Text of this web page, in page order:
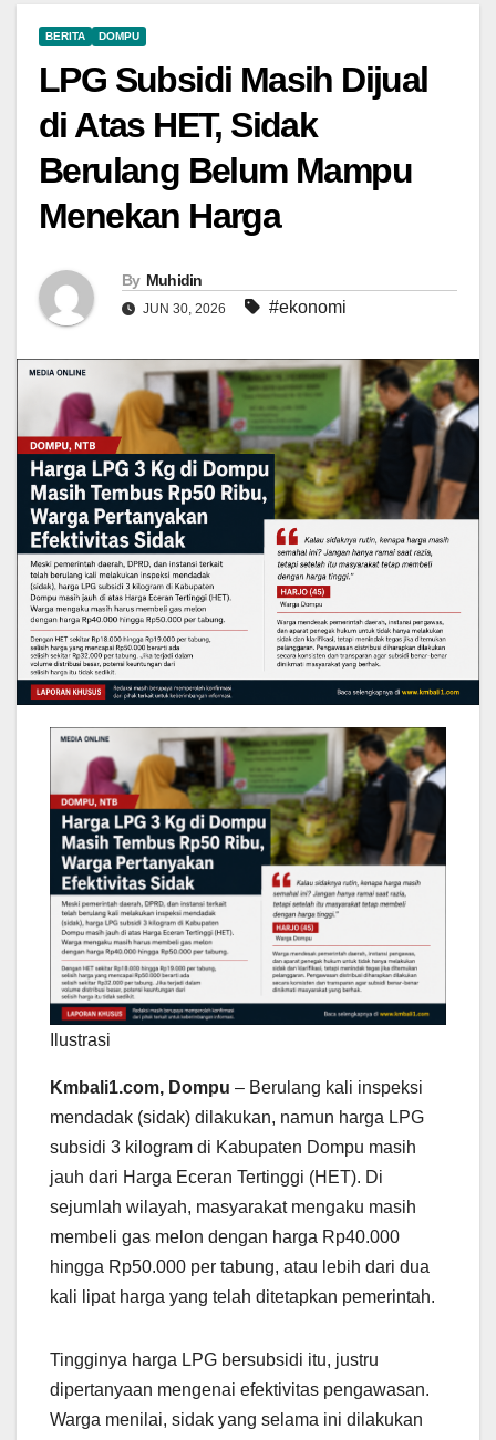
BERITA DOMPU
LPG Subsidi Masih Dijual
di Atas HET, Sidak
Berulang Belum Mampu
Menekan Harga
By Muhidin
JUN 30, 2026 #ekonomi
Ilustrasi
Kmbali1.com, Dompu – Berulang kali inspeksi
mendadak (sidak) dilakukan, namun harga LPG
subsidi 3 kilogram di Kabupaten Dompu masih
jauh dari Harga Eceran Tertinggi (HET). Di
sejumlah wilayah, masyarakat mengaku masih
membeli gas melon dengan harga Rp40.000
hingga Rp50.000 per tabung, atau lebih dari dua
kali lipat harga yang telah ditetapkan pemerintah.
Tingginya harga LPG bersubsidi itu, justru
dipertanyaan mengenai efektivitas pengawasan.
Warga menilai, sidak yang selama ini dilakukan